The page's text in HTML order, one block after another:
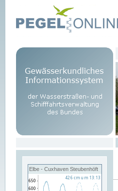
Elbe - Cuxhaven Steubenhöft